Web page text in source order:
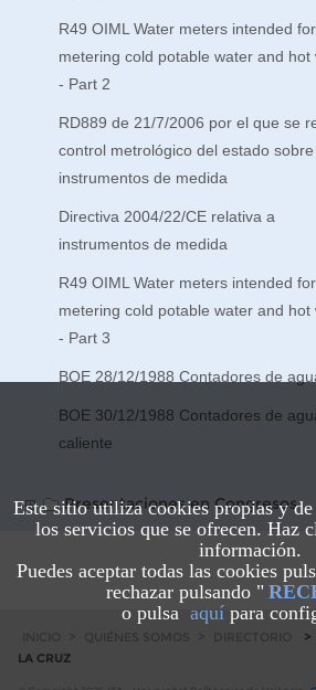
Este sitio utiliza cookies propias y
los servicios que se ofrecen. Haz
información.
Puedes aceptar todas las cookies
rechazar pulsando "
o pulsa aquípara
R49 OIML Water meters intended
metering cold potable water and hot
- Part 2
RD889 de 21/7/2006 por el que se
control metrológico del estado sobre
instrumentos de medida
Directiva 2004/22/CE relativa a
instrumentos de medida
R49 OIML Water meters intended
metering cold potable water and hot
- Part 3
BOE 28/12/1988 Contadores de
BOE 30/12/1988 Contadores de
caliente
Presentaciones en Congresos
>
LA CRUZ